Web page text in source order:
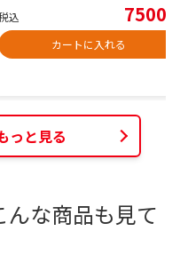
込 7500
カートに入れる
っと見る
んな商品も見て